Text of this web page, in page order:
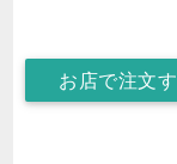
お店で注文